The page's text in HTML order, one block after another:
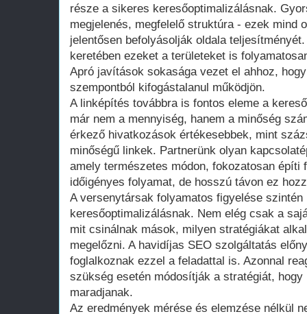
része a sikeres keresőoptimalizálásnak.
megjelenés, megfelelő struktúra - ezek mind
jelentősen befolyásolják oldala
keretében ezeket a területeket is
Apró javítások sokasága vezet el ahhoz,
szempontból kifogástalanul működjön.
A linképítés továbbra is fontos eleme a
már nem a mennyiség, hanem a minőség
érkező hivatkozások értékesebbek, mint
minőségű linkek. Partnerünk olyan
amely természetes módon, fokozatosan építi
időigényes folyamat, de hosszú távon ez
A versenytársak folyamatos figyelése
keresőoptimalizálásnak. Nem elég csak a
mit csinálnak mások, milyen stratégiákat
megelőzni. A havidíjas SEO szolgáltatás
foglalkoznak ezzel a feladattal is. Azonnal
szükség esetén módosítják a stratégiát,
maradjanak.
Az eredmények mérése és elemzése nélkül